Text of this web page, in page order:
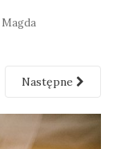
Magda
Następne